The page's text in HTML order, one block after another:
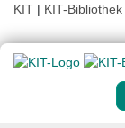
KIT | KIT-Bibliothek